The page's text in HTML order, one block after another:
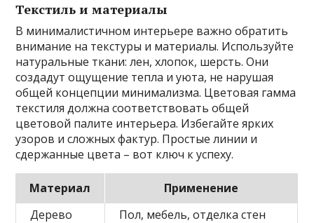
Текстиль и материалы
В минималистичном интерьере важно обратить
внимание на текстуры и материалы. Используйте
натуральные ткани: лен, хлопок, шерсть. Они
создадут ощущение тепла и уюта, не нарушая
общей концепции минимализма. Цветовая гамма
текстиля должна соответствовать общей
цветовой палите интерьера. Избегайте ярких
узоров и сложных фактур. Простые линии и
сдержанные цвета – вот ключ к успеху.
Материал
Применение
Дерево
Пол, мебель, отделка стен